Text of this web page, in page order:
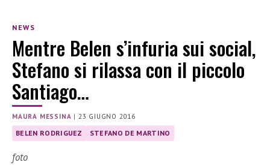
NEWS
Mentre Belen s’infuria sui social,
Stefano si rilassa con il piccolo
Santiago…
MAURA MESSINA | 23 GIUGNO 2016
BELEN RODRIGUEZ STEFANO DE MARTINO
foto